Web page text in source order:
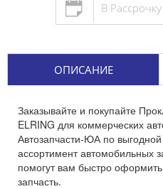
В Рассрочку
ОПИСАНИЕ
Заказывайте и покупайте
ELRING для коммерческих
Автозапчасти-ЮА по
ассортимент автомобильных
помогут вам быстро
запчасть.